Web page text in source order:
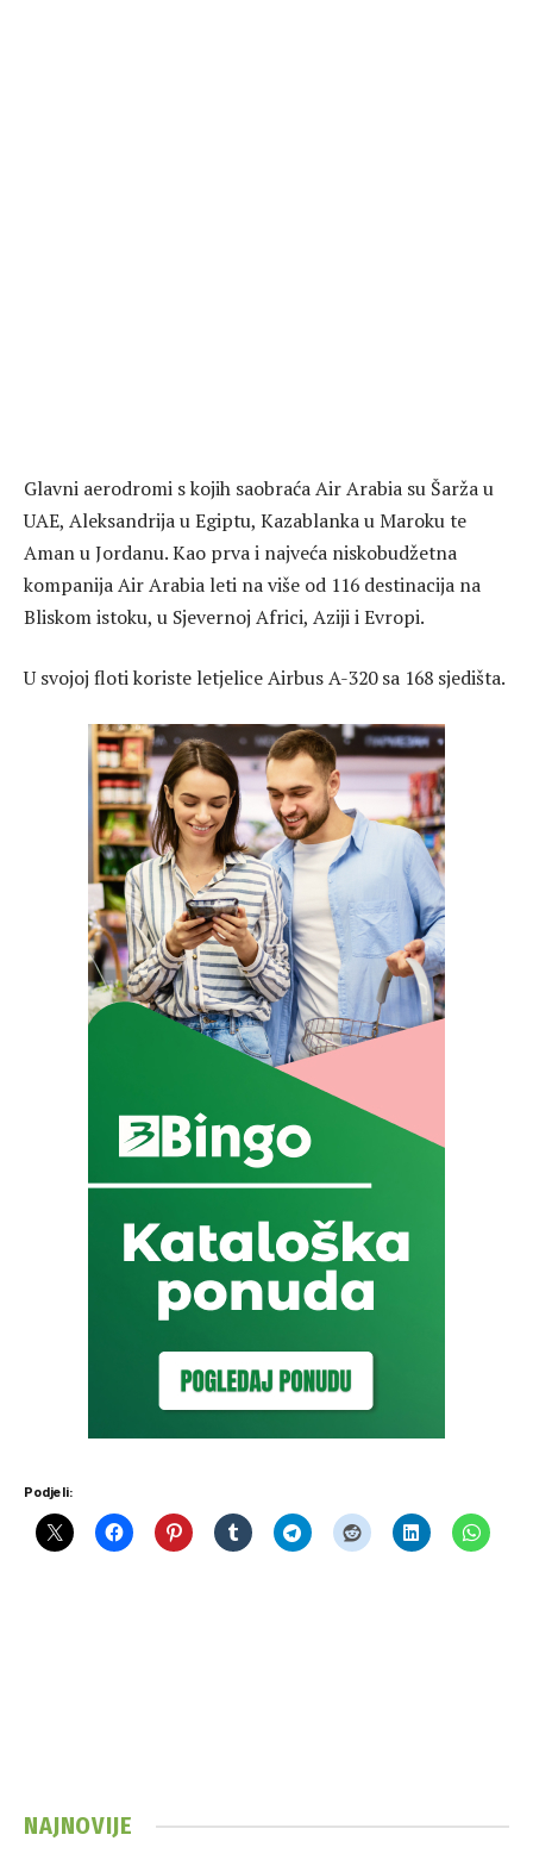
Glavni aerodromi s kojih saobraća Air Arabia su Šarža u
UAE, Aleksandrija u Egiptu, Kazablanka u Maroku te
Aman u Jordanu. Kao prva i najveća niskobudžetna
kompanija Air Arabia leti na više od 116 destinacija na
Bliskom istoku, u Sjevernoj Africi, Aziji i Evropi.
U svojoj floti koriste letjelice Airbus A-320 sa 168 sjedišta.
Podjeli:
NAJNOVIJE